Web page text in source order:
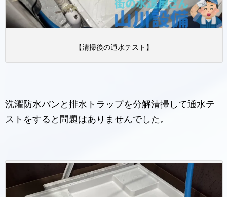
【清掃後の通水テスト】
洗濯防水パンと排水トラップを分解清掃して通水テ
ストをすると問題はありませんでした。